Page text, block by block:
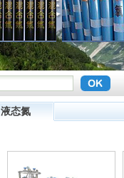
液态氮